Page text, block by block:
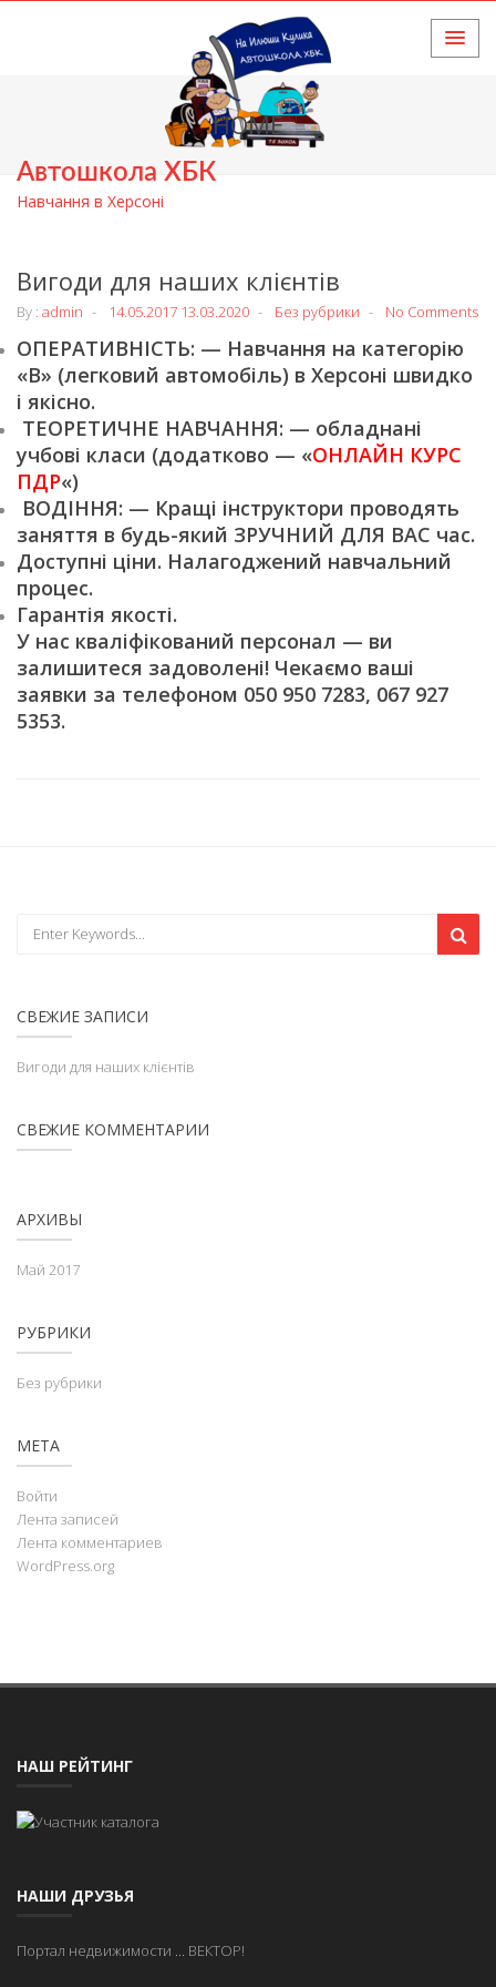
Автошкола ХБК
Навчання в Херсоні
HOME
Вигоди для наших клієнтів
By : admin 14.05.2017 13.03.2020 Без рубрики No Comments
ОПЕРАТИВНІСТЬ: — Навчання на категорію
«В» (легковий автомобіль) в Херсоні швидко
і якісно.
ТЕОРЕТИЧНЕ НАВЧАННЯ: — обладнані
учбові класи (додатково — «ОНЛАЙН КУРС
ПДР«)
ВОДІННЯ: — Кращі інструктори проводять
заняття в будь-який ЗРУЧНИЙ ДЛЯ ВАС час.
Доступні ціни. Налагоджений навчальний
процес.
Гарантія якості.
У нас кваліфікований персонал — ви
залишитеся задоволені! Чекаємо ваші
заявки за телефоном 050 950 7283, 067 927
5353.
СВЕЖИЕ ЗАПИСИ
Вигоди для наших клієнтів
СВЕЖИЕ КОММЕНТАРИИ
АРХИВЫ
Май 2017
РУБРИКИ
Без рубрики
МЕТА
Войти
Лента записей
Лента комментариев
WordPress.org
НАШ РЕЙТИНГ
НАШИ ДРУЗЬЯ
Портал недвижимости ... ВЕКТОР!